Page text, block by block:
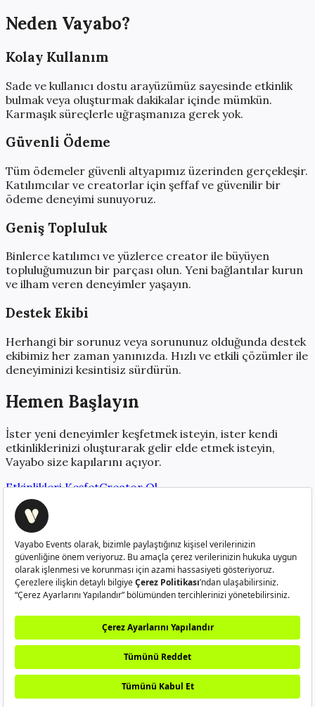
Neden Vayabo?
Kolay Kullanım
Sade ve kullanıcı dostu arayüzümüz sayesinde etkinlik
bulmak veya oluşturmak dakikalar içinde mümkün.
Karmaşık süreçlerle uğraşmanıza gerek yok.
Güvenli Ödeme
Tüm ödemeler güvenli altyapımız üzerinden gerçekleşir.
Katılımcılar ve creatorlar için şeffaf ve güvenilir bir
ödeme deneyimi sunuyoruz.
Geniş Topluluk
Binlerce katılımcı ve yüzlerce creator ile büyüyen
topluluğumuzun bir parçası olun. Yeni bağlantılar kurun
ve ilham veren deneyimler yaşayın.
Destek Ekibi
Herhangi bir sorunuz veya sorununuz olduğunda destek
ekibimiz her zaman yanınızda. Hızlı ve etkili çözümler ile
deneyiminizi kesintisiz sürdürün.
Hemen Başlayın
İster yeni deneyimler keşfetmek isteyin, ister kendi
etkinliklerinizi oluşturarak gelir elde etmek isteyin,
Vayabo size kapılarını açıyor.
Etkinlikleri KeşfetCreator Ol
Creatorlerı güçlendiren platform
info@vayabo.com
+90 532 429 37 05
HakkımızdaNasıl Çalışır?Sıkça Sorulan SorularCreator
Kullanım KoşullarıGizlilik PolitikasıKullanıcı Aydınlatma
Veri Sahibi Başvuru Formu
©